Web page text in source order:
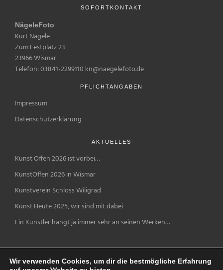
SOFORTKONTAKT
NägeleFoto
Kurt Nägele
Zum Festplatz 23
23966 Wismar
Telefon: 03841-2299110 kn@naegelefoto.de
PFLICHTANGABEN
Impressum
Datenschutzerklärung
AKTUELLES
Kunst Offen 2026 ist vorbei…
KunstOffen 2026 in Wismar
Kunstverein Schloss Wiligrad
Kunst Heute 2025, wir sind mit dabei
Ein Künstler hängt ja immer sehr an seinen Werken…
Wir verwenden Cookies, um dir die bestmögliche Erfahrung